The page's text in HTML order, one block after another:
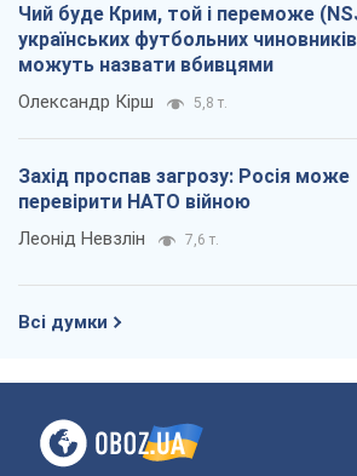
Чий буде Крим, той і переможе
українських футбольних чиновників
можуть назвати вбивцями
Олександр Кірш 5,8 т.
Захід проспав загрозу: Росія може
перевірити НАТО війною
Леонід Невзлін 7,6 т.
Всі думки